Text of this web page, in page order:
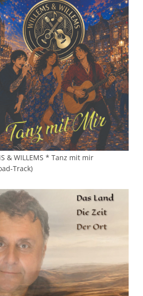
& WILLEMS * Tanz mit mir
Track)